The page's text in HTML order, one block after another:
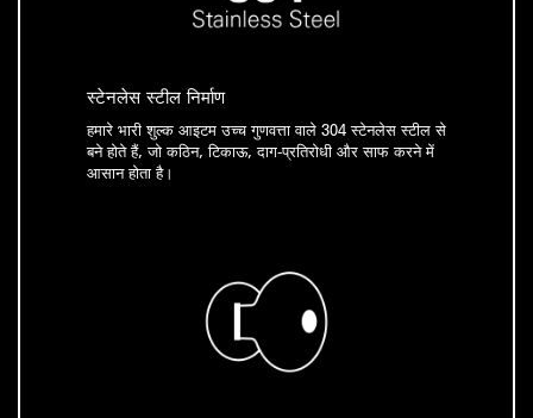
स्टेनलेस स्टील निर्माण
हमारे भारी शुल्क आइटम उच्च गुणवत्ता वाले 304 स्टेनलेस स्टील से
बने होते हैं, जो कठिन, टिकाऊ, दाग-प्रतिरोधी और साफ करने में
आसान होता है।